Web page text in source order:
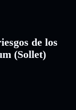
de los
(Sollet)